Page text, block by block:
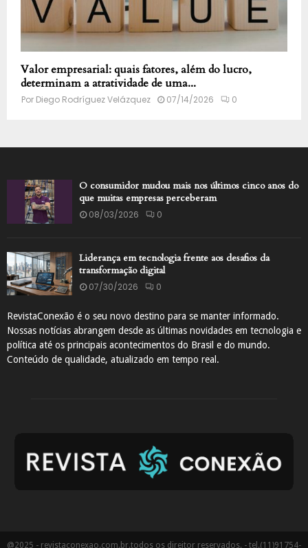
Valor empresarial: quais fatores, além do lucro,
determinam a atratividade de uma...
Por Diego Rodríguez Velázquez 07/14/2026 0
O consumidor mudou mais nos últimos cinco anos do
que muitas empresas perceberam
08/03/2026 0
Liderança em tecnologia frente aos desafios da
transformação digital
07/30/2026 0
RevistaConexão é o seu novo destino para se manter informado.
Nossas notícias abrangem desde as últimas novidades em tecnologia e
política até os principais acontecimentos do Brasil e do mundo.
Conteúdo de qualidade, atualizado em tempo real.
@2025 - revistaconexao.com.br.todos os direitor reservados. - tel.(11)91754-